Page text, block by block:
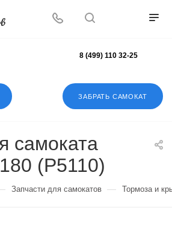
ЗАБРАТЬ САМОКАТ
8 (499) 110 32-25
самоката
(P5110)
Запчасти для самокатов — Тормоза и